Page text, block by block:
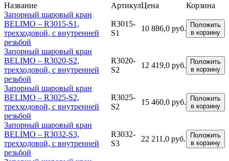
Название АртикулЦена
Корзина
Запорный шаровый кран
BELIMO – R3015-S1,
трехходовой, с внутренней
резьбой
R3015-
S1
10 886,0 руб.
Положить
в корзину
Запорный шаровый кран
BELIMO – R3020-S2,
трехходовой, с внутренней
резьбой
R3020-
S2
12 419,0 руб.
Положить
в корзину
Запорный шаровый кран
BELIMO – R3025-S2,
трехходовой, с внутренней
резьбой
R3025-
S2
15 460,0 руб.
Положить
в корзину
Запорный шаровый кран
BELIMO – R3032-S3,
трехходовой, с внутренней
резьбой
R3032-
S3
22 211,0 руб.
Положить
в корзину